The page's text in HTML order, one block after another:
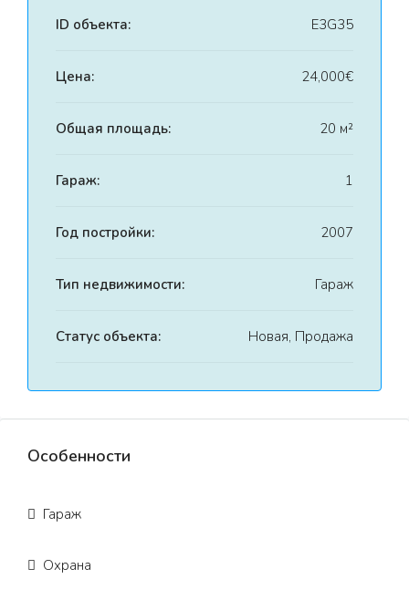
ID объекта: Е3G35
Цена: 24,000€
Общая площадь: 20 м²
Гараж: 1
Год постройки: 2007
Тип недвижимости: Гараж
Статус объекта: Новая, Продажа
Особенности
Гараж
Охрана